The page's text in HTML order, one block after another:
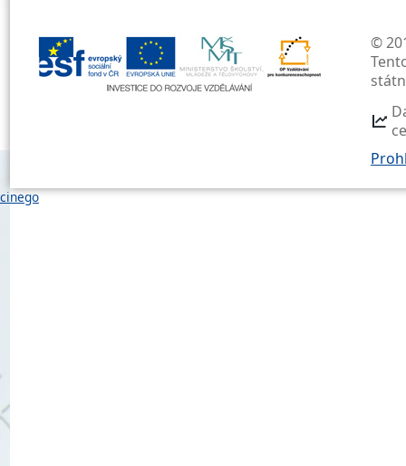
©
cinego